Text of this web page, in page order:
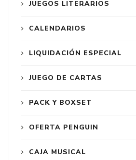
JUEGOS LITERARIOS
CALENDARIOS
LIQUIDACIÓN ESPECIAL
JUEGO DE CARTAS
PACK Y BOXSET
OFERTA PENGUIN
CAJA MUSICAL